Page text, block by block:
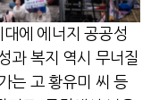
에 에너지 공공성
과 복지 역시 무너질
는 고 황유미 씨 등